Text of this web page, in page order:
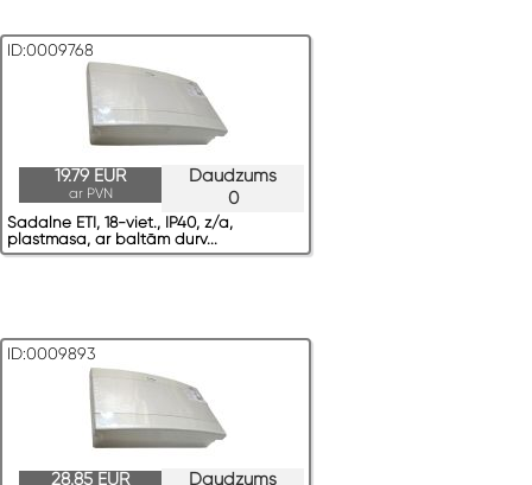
ID:0009768
Daudzums
0
19.79 EUR
ar PVN
Sadalne ETI, 18-viet., IP40, z/a,
plastmasa, ar baltām durv...
ID:0009893
Daudzums
28.85 EUR